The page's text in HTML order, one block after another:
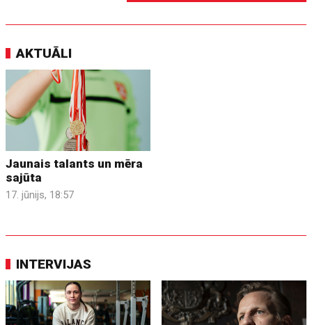
AKTUĀLI
Jaunais talants un mēra
sajūta
17. jūnijs, 18:57
INTERVIJAS